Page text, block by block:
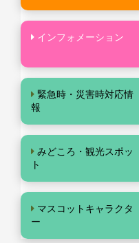
インフォメーション
緊急時・災害時対応情
報
みどころ・観光スポッ
ト
マスコットキャラクタ
ー